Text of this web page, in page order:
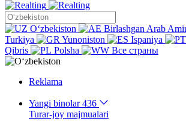
Oʻzbekiston
Birlashgan Arab
Turkiya
Yunoniston Ispaniya
Qibris
Polsha Все страны
Reklama
Yangi binolar436
Turar-joy majmualari